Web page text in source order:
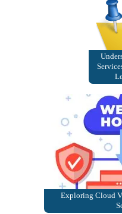
Exploring Cloud